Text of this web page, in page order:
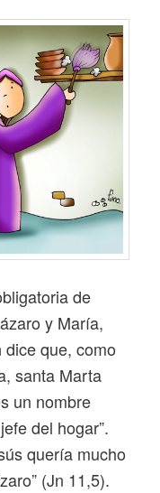
de
y María,
que, como
santa Marta
un nombre
del hogar”.
quería mucho
(Jn 11,5).